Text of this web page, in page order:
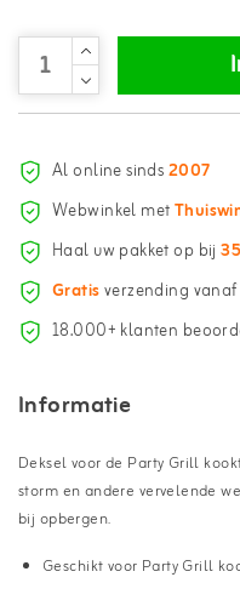
Al online sinds2007
Webwinkel met
Haal uw pakket op bij
Gratisverzending
18.000+ klanten
Informatie
Deksel voor de Party Grill
storm en andere vervelende
bij opbergen.
Geschikt voor Party Grill